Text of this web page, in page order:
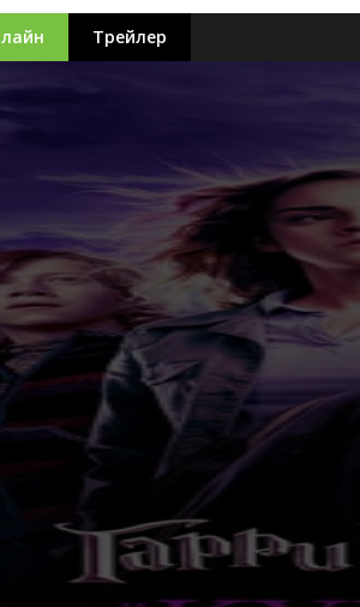
Бескрайний бассейн
хорошем качестве Full HD
Трейлер